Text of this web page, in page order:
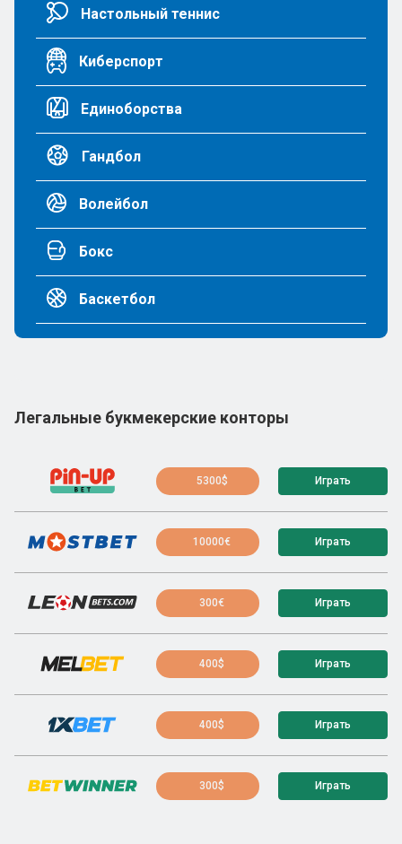
Настольный теннис
Киберспорт
Единоборства
Гандбол
Волейбол
Бокс
Баскетбол
Легальные букмекерские конторы
5300$ Играть
10000€ Играть
300€ Играть
400$ Играть
400$ Играть
300$ Играть